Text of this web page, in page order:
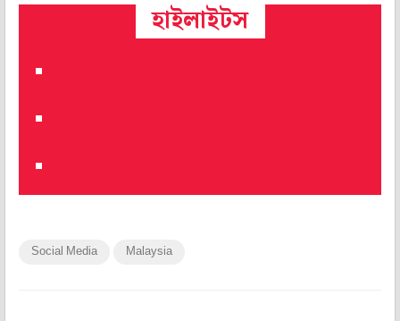
হাইলাইটস
Social Media Malaysia